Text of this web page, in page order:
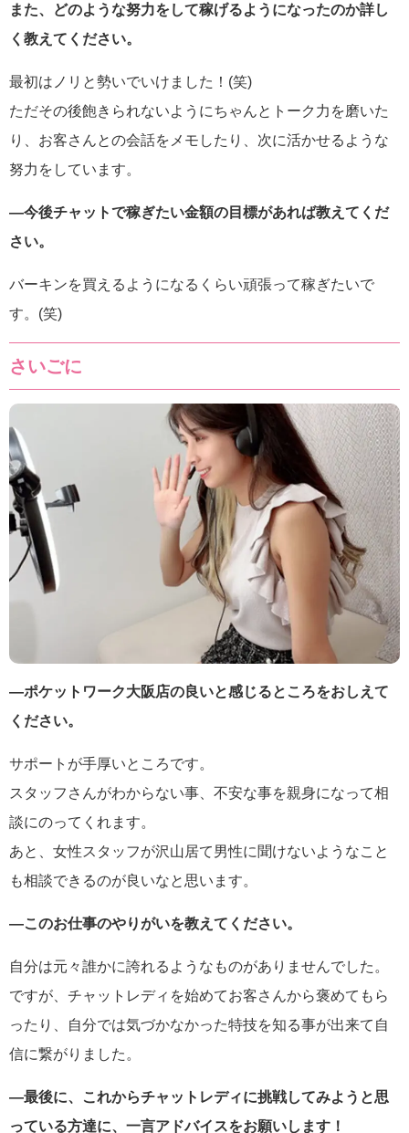
また、どのような努力をして稼げるようになったのか詳し
く教えてください。
最初はノリと勢いでいけました！(笑)
ただその後飽きられないようにちゃんとトーク力を磨いた
り、お客さんとの会話をメモしたり、次に活かせるような
努力をしています。
―今後チャットで稼ぎたい金額の目標があれば教えてくだ
さい。
バーキンを買えるようになるくらい頑張って稼ぎたいで
す。(笑)
さいごに
―ポケットワーク大阪店の良いと感じるところをおしえて
ください。
サポートが手厚いところです。
スタッフさんがわからない事、不安な事を親身になって相
談にのってくれます。
あと、女性スタッフが沢山居て男性に聞けないようなこと
も相談できるのが良いなと思います。
―このお仕事のやりがいを教えてください。
自分は元々誰かに誇れるようなものがありませんでした。
ですが、チャットレディを始めてお客さんから褒めてもら
ったり、自分では気づかなかった特技を知る事が出来て自
信に繋がりました。
―最後に、これからチャットレディに挑戦してみようと思
っている方達に、一言アドバイスをお願いします！